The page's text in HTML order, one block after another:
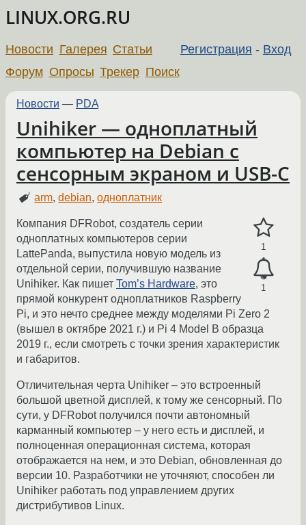
LINUX.ORG.RU
Регистрация - Вход
Новости Галерея Статьи
Форум Опросы Трекер Поиск
Новости — PDA
Unihiker — одноплатный
компьютер на Debian с
сенсорным экраном и USB-C
arm,debian,одноплатник
1
1
Компания DFRobot, создатель серии
одноплатных компьютеров серии
LattePanda, выпустила новую модель из
отдельной серии, получившую название
Unihiker. Как пишет Tom’s Hardware, это
прямой конкурент одноплатников Raspberry
Pi, и это нечто среднее между моделями Pi Zero 2
(вышел в октябре 2021 г.) и Pi 4 Model B образца
2019 г., если смотреть с точки зрения характеристик
и габаритов.
Отличительная черта Unihiker – это встроенный
большой цветной дисплей, к тому же сенсорный. По
сути, у DFRobot получился почти автономный
карманный компьютер – у него есть и дисплей, и
полноценная операционная система, которая
отображается на нем, и это Debian, обновленная до
версии 10. Разработчики не уточняют, способен ли
Unihiker работать под управлением других
дистрибутивов Linux.